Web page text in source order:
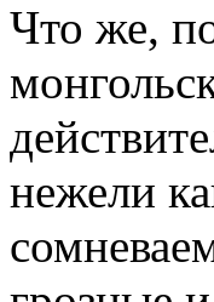
Что же,
нежели